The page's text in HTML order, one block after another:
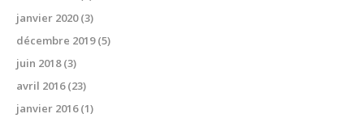
janvier 2020(3)
décembre 2019(5)
juin 2018(3)
avril 2016(23)
janvier 2016(1)